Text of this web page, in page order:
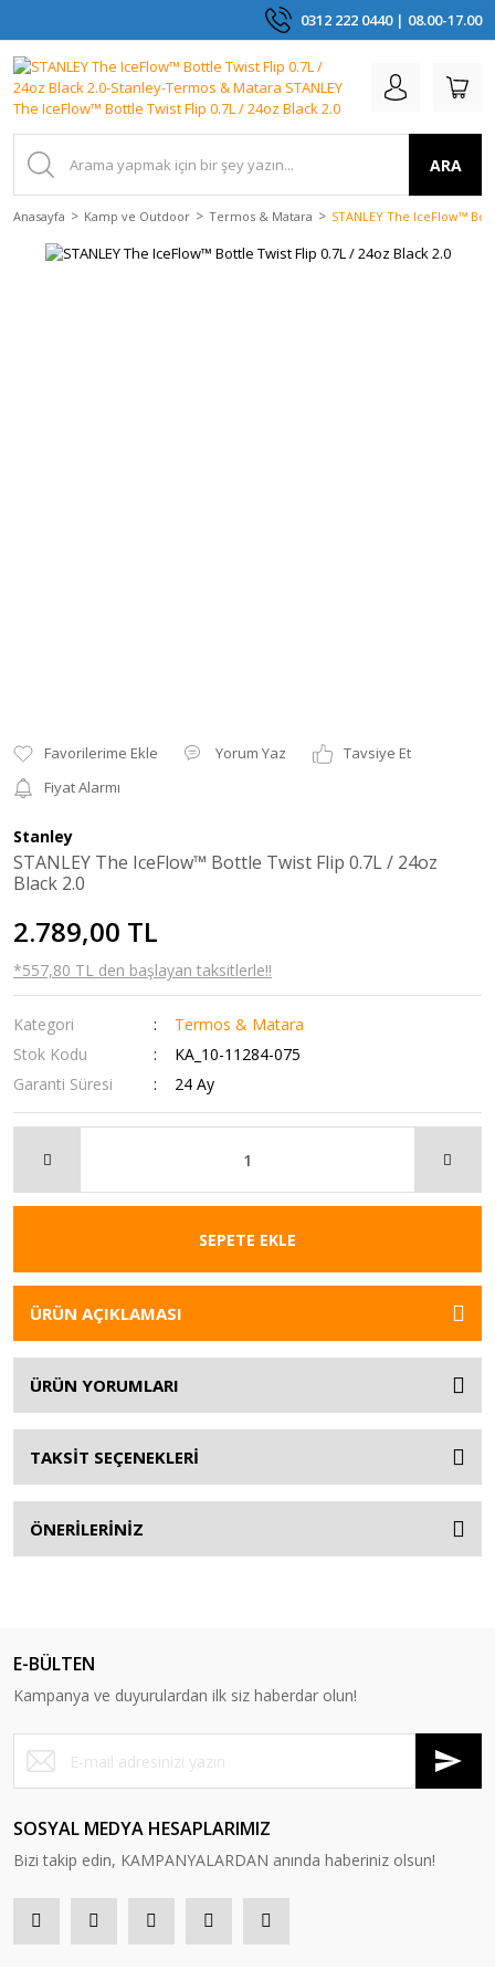
0312 222 0440 | 08.00-17.00
ARA
Anasayfa Kamp ve Outdoor Termos & Matara STANLEY The IceFlow™
Yorum Yaz
Tavsiye Et
Fiyat Alarmı
Stanley
STANLEY The IceFlow™ Bottle Twist Flip 0.7L / 24oz
Black 2.0
2.789,00 TL
*557,80 TL den başlayan taksitlerle!!
Kategori
Termos & Matara
Stok Kodu
KA_10-11284-075
Garanti Süresi
24 Ay
SEPETE EKLE
ÜRÜN AÇIKLAMASI
ÜRÜN YORUMLARI
TAKSİT SEÇENEKLERİ
ÖNERİLERİNİZ
E-BÜLTEN
Kampanya ve duyurulardan ilk siz haberdar olun!
SOSYAL MEDYA HESAPLARIMIZ
Bizi takip edin, KAMPANYALARDAN anında haberiniz olsun!